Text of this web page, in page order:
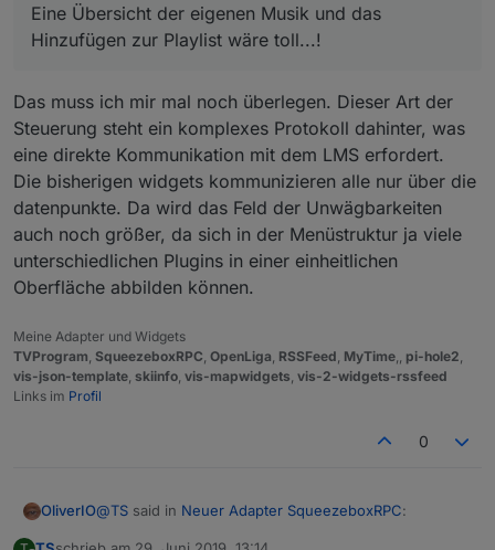
Eine Übersicht der eigenen Musik und das
Hinzufügen zur Playlist wäre toll...!
Das muss ich mir mal noch überlegen. Dieser Art der
Steuerung steht ein komplexes Protokoll dahinter, was
eine direkte Kommunikation mit dem LMS erfordert.
Die bisherigen widgets kommunizieren alle nur über die
datenpunkte. Da wird das Feld der Unwägbarkeiten
auch noch größer, da sich in der Menüstruktur ja viele
unterschiedlichen Plugins in einer einheitlichen
Oberfläche abbilden können.
Meine Adapter und Widgets
TVProgram, SqueezeboxRPC, OpenLiga, RSSFeed, MyTime,, pi-hole2,
vis-json-template, skiinfo, vis-mapwidgets, vis-2-widgets-rssfeed
Links im Profil
0
OliverIO@TS said in Neuer Adapter SqueezeboxRPC: